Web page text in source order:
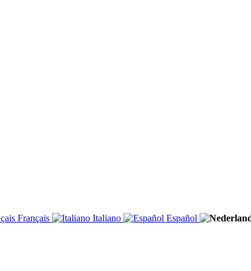
Français Italiano Español